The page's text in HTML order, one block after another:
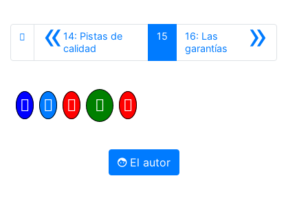
«14: Pistas de
calidad
15 »
16: Las
garantías Siguiente
El autor